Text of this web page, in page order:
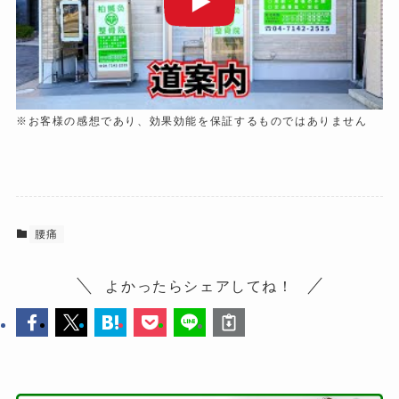
※お客様の感想であり、効果効能を保証するものではありません
腰痛
よかったらシェアしてね！